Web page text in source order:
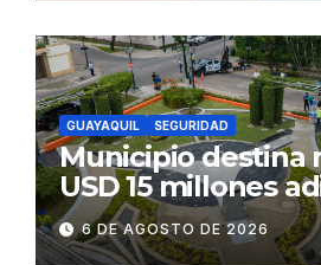
GUAYAQUIL SEGURIDAD
Municipio destina
USD 15 millones
SEGURA EP para
seguridad
6 DE AGOSTO DE 2026